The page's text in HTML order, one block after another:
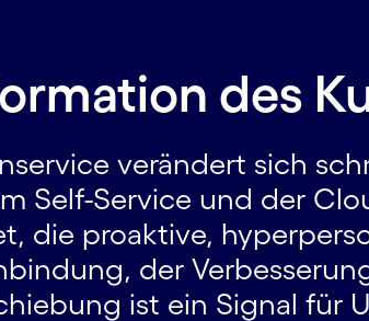
des
verändert sich
Self-Service und der
die proaktive,
der
ist ein Signal für